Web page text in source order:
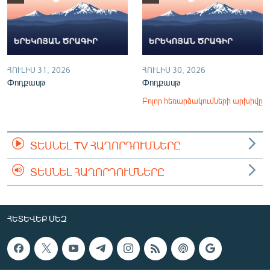
ՀՈՒԼԻՍ 31, 2026
Փոդքասթ
ՀՈՒԼԻՍ 30, 2026
Փոդքասթ
Բոլոր հեռարձակումների արխիվը
ՏԵՍՆԵԼ TV ՀԱՂՈՐԴՈՒՄՆԵՐԸ
ՏԵՍՆԵԼ ՀԱՂՈՐԴՈՒՄՆԵՐԸ
ՀԵՏԵՎԵՔ ՄԵԶ